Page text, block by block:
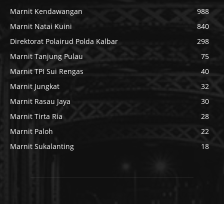
Marnit Kendawangan
988
Marnit Natai Kuini
840
Direktorat Polairud Polda Kalbar
298
Marnit Tanjung Pulau
75
Marnit TPI Sui Rengas
40
Marnit Jungkat
32
Marnit Rasau Jaya
30
Marnit Tirta Ria
28
Marnit Paloh
22
Marnit Sukalanting
18